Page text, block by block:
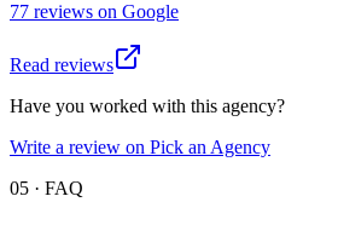
77 reviews on Google
Read reviews
Have you worked with this agency?
Write a review on Pick an Agency
05 · FAQ